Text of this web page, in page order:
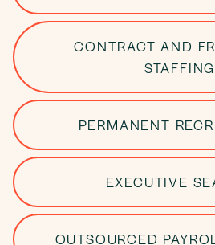
CONTRACT AND
STAFFING
PERMANENT
EXECUTIVE
OUTSOURCED